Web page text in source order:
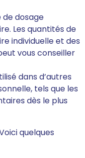
dosage
Les quantités de
individuelle et des
vous conseiller
dans d’autres
tels que les
dès le plus
quelques